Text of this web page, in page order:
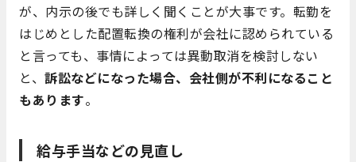
が、内示の後でも詳しく聞くことが大事です。転勤を
はじめとした配置転換の権利が会社に認められている
と言っても、事情によっては異動取消を検討しない
と、 訴訟などになった場合、会社側が不利になること
もあります。
給与手当などの見直し